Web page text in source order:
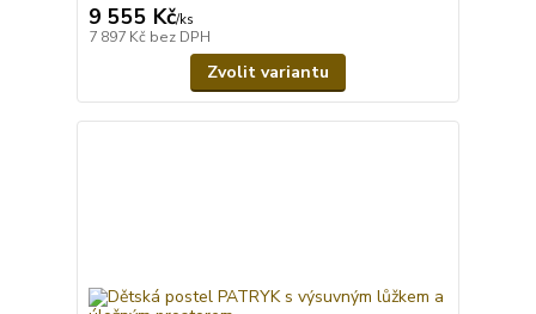
9 555 Kč/ks
7 897 Kč bez DPH
Zvolit variantu